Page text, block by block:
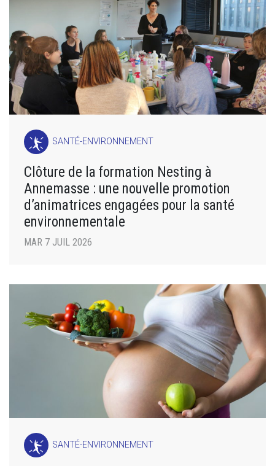
SANTÉ-ENVIRONNEMENT
Clôture de la formation Nesting à
Annemasse : une nouvelle promotion
d’animatrices engagées pour la santé
environnementale
MAR 7 JUIL 2026
SANTÉ-ENVIRONNEMENT